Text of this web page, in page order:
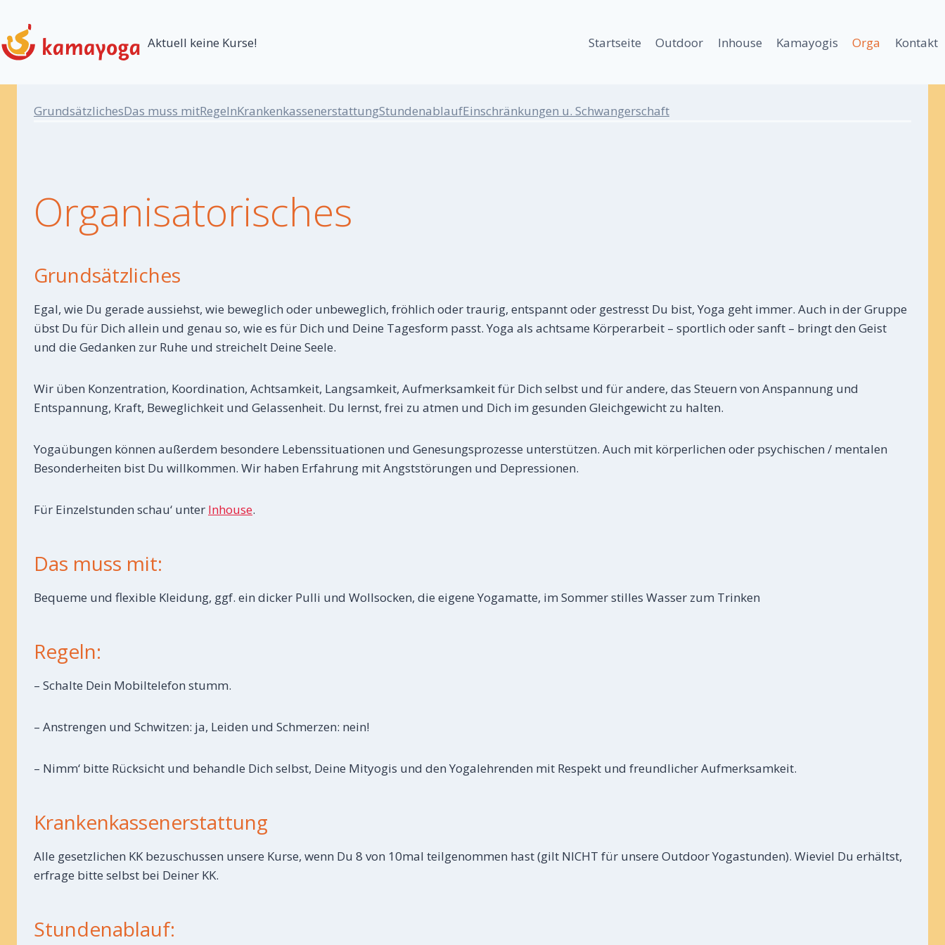
Inhalt
springen
Aktuell keine Kurse! Startseite Outdoor Inhouse Kamayogis Orga Kontakt
GrundsätzlichesDas muss mitRegelnKrankenkassenerstattungStundenablaufEinschränkungen u. Schwangerschaft
Organisatorisches
Grundsätzliches
Egal, wie Du gerade aussiehst, wie beweglich oder unbeweglich, fröhlich oder traurig, entspannt oder gestresst Du bist, Yoga geht immer. Auch in der Gruppe
übst Du für Dich allein und genau so, wie es für Dich und Deine Tagesform passt. Yoga als achtsame Körperarbeit – sportlich oder sanft – bringt den Geist
und die Gedanken zur Ruhe und streichelt Deine Seele.
Wir üben Konzentration, Koordination, Achtsamkeit, Langsamkeit, Aufmerksamkeit für Dich selbst und für andere, das Steuern von Anspannung und
Entspannung, Kraft, Beweglichkeit und Gelassenheit. Du lernst, frei zu atmen und Dich im gesunden Gleichgewicht zu halten.
Yogaübungen können außerdem besondere Lebenssituationen und Genesungsprozesse unterstützen. Auch mit körperlichen oder psychischen / mentalen
Besonderheiten bist Du willkommen. Wir haben Erfahrung mit Angststörungen und Depressionen.
Für Einzelstunden schau‘ unter Inhouse.
Das muss mit:
Bequeme und flexible Kleidung, ggf. ein dicker Pulli und Wollsocken, die eigene Yogamatte, im Sommer stilles Wasser zum Trinken
Regeln:
– Schalte Dein Mobiltelefon stumm.
– Anstrengen und Schwitzen: ja, Leiden und Schmerzen: nein!
– Nimm‘ bitte Rücksicht und behandle Dich selbst, Deine Mityogis und den Yogalehrenden mit Respekt und freundlicher Aufmerksamkeit.
Krankenkassenerstattung
Alle gesetzlichen KK bezuschussen unsere Kurse, wenn Du 8 von 10mal teilgenommen hast (gilt NICHT für unsere Outdoor Yogastunden). Wieviel Du erhältst,
erfrage bitte selbst bei Deiner KK.
Stundenablauf: